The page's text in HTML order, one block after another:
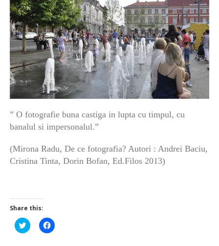
” O fotografie buna castiga in lupta cu timpul, cu
banalul si impersonalul.”
(Mirona Radu, De ce fotografia? Autori : Andrei Baciu,
Cristina Tinta, Dorin Bofan, Ed.Filos 2013)
Share this:
Click
to
Click
to